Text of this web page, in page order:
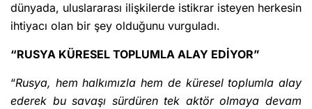
dünyada, uluslararası ilişkilerde istikrar isteyen herkesin
ihtiyacı olan bir şey olduğunu vurguladı.
“RUSYA KÜRESEL TOPLUMLA ALAY EDİYOR”
“Rusya, hem halkımızla hem de küresel toplumla alay
ederek bu savaşı sürdüren tek aktör olmaya devam